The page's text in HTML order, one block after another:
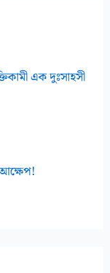
এক দুঃসাহসী